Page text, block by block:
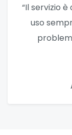
“Il servizio
uso